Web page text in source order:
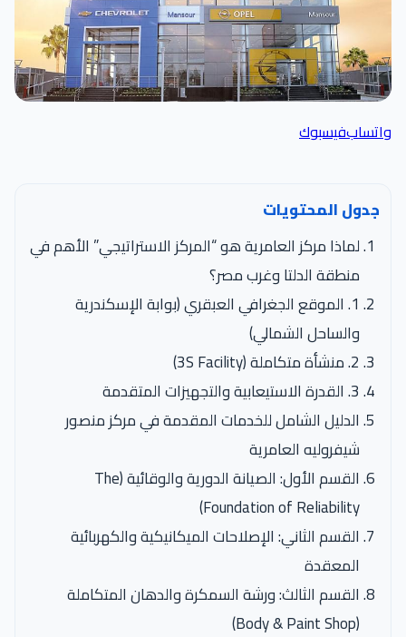
فيسبوك
جدول المحتويات
لماذا مركز العامرية هو “المركز الاستراتيجي” الأهم في
منطقة الدلتا وغرب مصر؟
1. الموقع الجغرافي العبقري (بوابة الإسكندرية
والساحل الشمالي)
2. منشأة متكاملة (3S Facility)
3. القدرة الاستيعابية والتجهيزات المتقدمة
الدليل الشامل للخدمات المقدمة في مركز منصور
شيفروليه العامرية
القسم الأول: الصيانة الدورية والوقائية (The
Foundation of Reliability)
القسم الثاني: الإصلاحات الميكانيكية والكهربائية
المعقدة
القسم الثالث: ورشة السمكرة والدهان المتكاملة